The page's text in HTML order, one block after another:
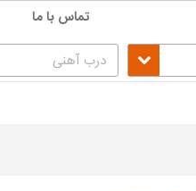
تماس با ما